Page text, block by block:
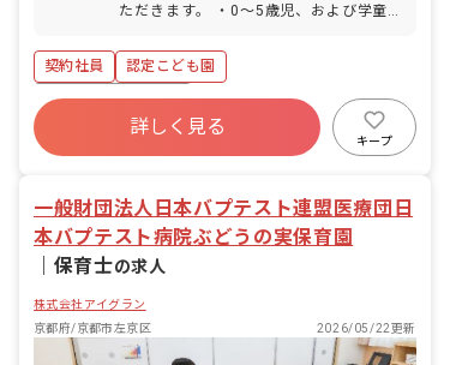
ただきます。 ・0～5歳児、および学童
契約社員
認定こども園
ボーナス・賞与あり
寮・住宅・家賃補助あり
社会保険完備
昇給昇進あり
産休育休制度
詳しく見る
キープ
一般財団法人日本バプテスト連盟医療団日
本バプテスト病院ぶどうの実保育園
保育士の求人
株式会社アイグラン
京都府/京都市左京区
2026/05/22更新